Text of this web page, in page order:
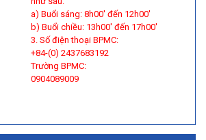
a) Buổi sáng: 8h00' đến 12h00'
b) Buổi chiều: 13h00' đến 17h00'
3. Số điện thoại BPMC:
+84-(0) 2437683192
Trường BPMC:
0904089009